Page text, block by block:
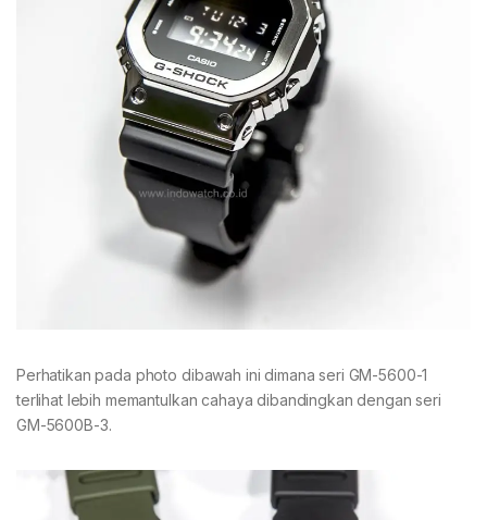
Perhatikan pada photo dibawah ini dimana seri GM-5600-1
terlihat lebih memantulkan cahaya dibandingkan dengan seri
GM-5600B-3.